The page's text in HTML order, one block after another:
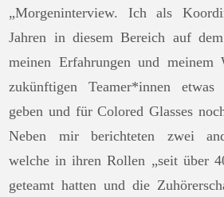
„Morgeninterview. Ich als
Jahren in diesem Bereich auf
meinen Erfahrungen und meinem
zukünftigen Teamer*innen
geben und für Colored Glasses
Neben mir berichteten zwei
welche in ihren Rollen „seit über
geteamt hatten und die